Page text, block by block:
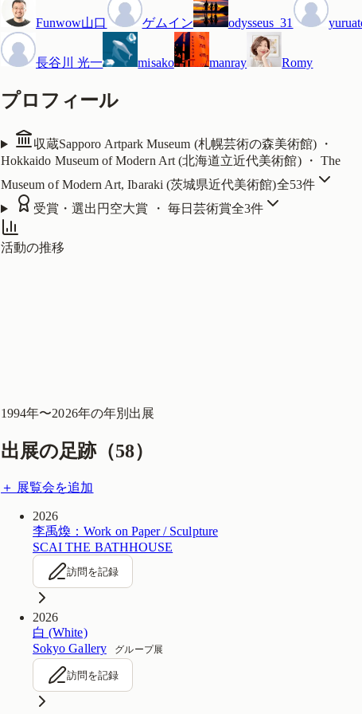
Funwow山口 ゲムイン odysseus_31
長谷川 光一 misako manray Romy
プロフィール
収蔵Sapporo Artpark Museum (札幌芸術の森美術館) ・
Hokkaido Museum of Modern Art (北海道立近代美術館) ・ The
Museum of Modern Art, Ibaraki (茨城県近代美術館)全53件
受賞・選出 円空大賞 ・ 毎日芸術賞全3件
活動の推移
1994年〜2026年の年別出展
出展の足跡（58）
＋ 展覧会を追加
2026
李禹煥：Work on Paper / Sculpture
SCAI THE BATHHOUSE
訪問を記録
2026
白 (White)
Sokyo Gallery
グループ展
訪問を記録